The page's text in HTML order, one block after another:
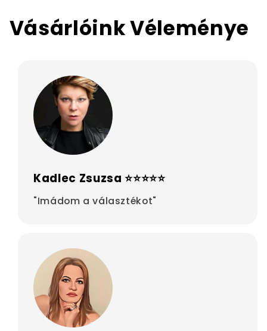
Vásárlóink Véleménye
Kadlec Zsuzsa ⭐⭐⭐⭐⭐
"Imádom a választékot"